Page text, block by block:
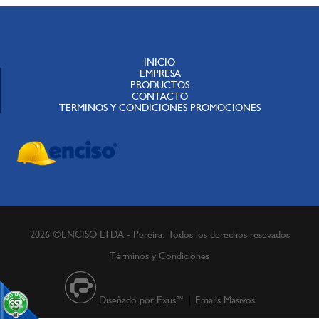
INICIO
EMPRESA
PRODUCTOS
CONTACTO
TERMINOS Y CONDICIONES PROMOCIONES
2026 ©ENCISO LTDA - Pereira. Todos los derechos resevados
Términos y Condiciones
Diseñado por Exus™ Emails Masivos